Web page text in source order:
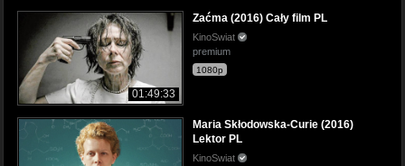
01:49:33
Zaćma (2016) Cały film PL
KinoSwiat
premium
1080p
Maria Skłodowska-Curie (2016)
Lektor PL
KinoSwiat